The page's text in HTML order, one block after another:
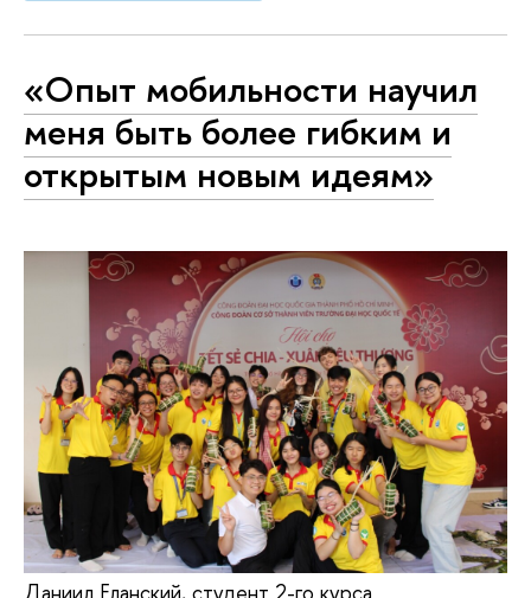
«Опыт мобильности научил
меня быть более гибким и
открытым новым идеям»